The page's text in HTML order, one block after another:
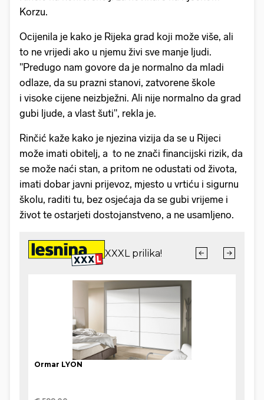
Korzu.
Ocijenila je kako je Rijeka grad koji može više, ali
to ne vrijedi ako u njemu živi sve manje ljudi.
"Predugo nam govore da je normalno da mladi
odlaze, da su prazni stanovi, zatvorene škole
i visoke cijene neizbježni. Ali nije normalno da grad
gubi ljude, a vlast šuti", rekla je.
Rinčić kaže kako je njezina vizija da se u Rijeci
može imati obitelj, a to ne znači financijski rizik, da
se može naći stan, a pritom ne odustati od života,
imati dobar javni prijevoz, mjesto u vrtiću i sigurnu
školu, raditi tu, bez osjećaja da se gubi vrijeme i
život te ostarjeti dostojanstveno, a ne usamljeno.